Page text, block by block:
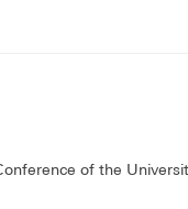
of the